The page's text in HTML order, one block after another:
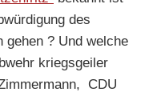
des
gehen ? Und welche
kriegsgeiler
CDU